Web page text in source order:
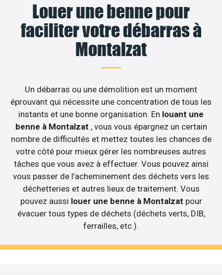
Louer une benne pour
faciliter votre débarras à
Montalzat
Un débarras ou une démolition est un moment
éprouvant qui nécessite une concentration de tous les
instants et une bonne organisation. En louant une
benne à Montalzat , vous vous épargnez un certain
nombre de difficultés et mettez toutes les chances de
votre côté pour mieux gérer les nombreuses autres
tâches que vous avez à effectuer. Vous pouvez ainsi
vous passer de l’acheminement des déchets vers les
déchetteries et autres lieux de traitement. Vous
pouvez aussi louer une benne à Montalzat pour
évacuer tous types de déchets (déchets verts, DIB,
ferrailles, etc.).